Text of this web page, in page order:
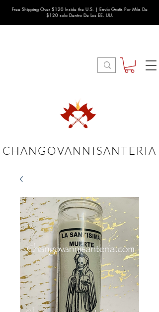
Free Shipping Over $120 Inside the U.S. | Envío Gratis Por Más De
$120 solo Dentro De Los EE. UU.
CHANGOVANNISANTERIA